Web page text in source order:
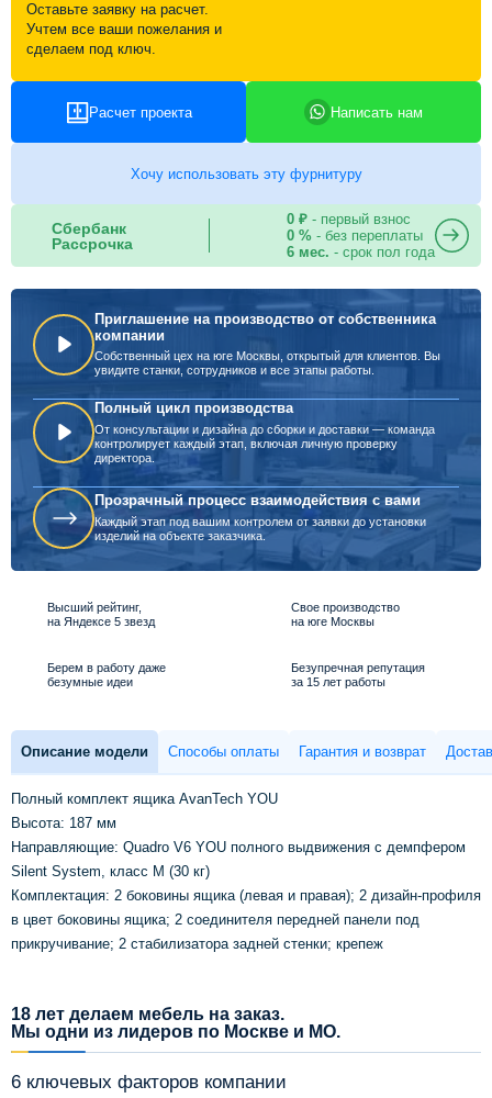
Оставьте заявку на расчет.
Учтем все ваши пожелания и
сделаем под ключ.
Расчет проекта Написать нам
Хочу использовать эту фурнитуру
Сбербанк
Рассрочка
0 ₽- первый взнос
0 %- без переплаты
6 мес. - срок пол года
Приглашение на производство от собственника
компании
Собственный цех на юге Москвы, открытый для клиентов. Вы
увидите станки, сотрудников и все этапы работы.
Полный цикл производства
От консультации и дизайна до сборки и доставки — команда
контролирует каждый этап, включая личную проверку
директора.
Прозрачный процесс взаимодействия с вами
Каждый этап под вашим контролем от заявки до установки
изделий на объекте заказчика.
Высший рейтинг,
на Яндексе 5 звезд
Свое производство
на юге Москвы
Берем в работу даже
безумные идеи
Безупречная репутация
за 15 лет работы
Описание модели Способы оплаты Гарантия и возврат
Полный комплект ящика AvanTech YOU
Высота: 187 мм
Направляющие: Quadro V6 YOU полного выдвижения с демпфером
Silent System, класс M (30 кг)
Комплектация: 2 боковины ящика (левая и правая); 2 дизайн-профиля
в цвет боковины ящика; 2 соединителя передней панели под
прикручивание; 2 стабилизатора задней стенки; крепеж
18 лет делаем мебель на заказ.
Мы одни из лидеров по Москве и МО.
6 ключевых факторов компании